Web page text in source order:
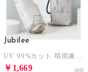
Jubilee
UV 99%カット 晴雨兼用 猫 北欧 タータン デザインなど 軽量コンパクト 折りたたみ日傘 UPF50+ （その他27）
￥1,669